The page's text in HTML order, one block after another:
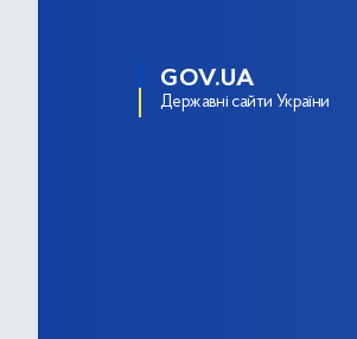
GOV.UA
Державні сайти України